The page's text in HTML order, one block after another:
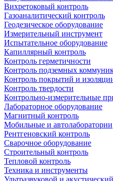
Вихретоковый контроль
Газоаналитический контроль
Геодезическое оборудование
Измерительный инструмент
Испытательное оборудование
Капиллярный контроль
Контроль герметичности
Контроль подземных
Контроль покрытий и
Контроль твердости
Контрольно-измерительные
Лабораторное оборудование
Магнитный контроль
Мобильные и автолаборатории
Рентгеновский контроль
Сварочное оборудование
Строительный контроль
Тепловой контроль
Техника и инструменты
Ультразвуковой и